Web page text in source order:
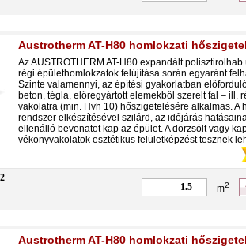
Austrotherm AT-H80 homlokzati
Az AUSTROTHERM AT-H80 expandált
régi épülethomlokzatok felújítása során egyaránt
Szinte valamennyi, az építési gyakorlatban
beton, tégla, előregyártott elemekből szerelt fal – ill.
vakolatra (min. Hvh 10) hőszigetelésére alkalmas. A
rendszer elkészítésével szilárd, az időjárás
ellenálló bevonatot kap az épület. A dörzsölt vagy
vékonyvakolatok esztétikus felületképzést tesznek
m2
2
Austrotherm AT-H80 homlokzati